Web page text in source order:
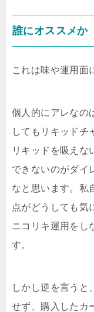
誰にオススメか
これは味や運用面
個人的にアレなの
してもリキッドチ
リキッドを吸えな
できないのがダイ
なと思います。私
点がどうしても気
ニコリキ運用をし
す。
しかし逆を言うと
せず、購入したカ